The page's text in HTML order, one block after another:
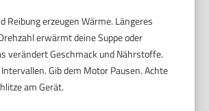
Reibung erzeugen Wärme. Längeres
erwärmt deine Suppe oder
verändert Geschmack und Nährstoffe.
Gib dem Motor Pausen. Achte
am Gerät.